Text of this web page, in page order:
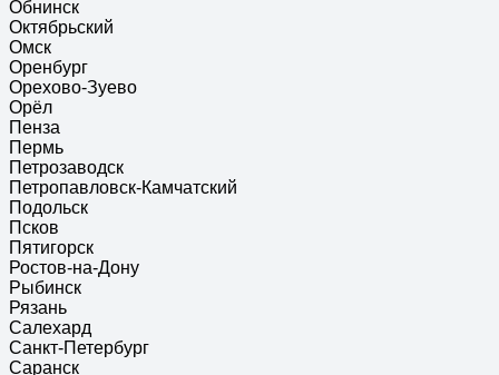
Обнинск
Октябрьский
Омск
Оренбург
Орехово-Зуево
Орёл
Пенза
Пермь
Петрозаводск
Петропавловск-Камчатский
Подольск
Псков
Пятигорск
Ростов-на-Дону
Рыбинск
Рязань
Салехард
Санкт-Петербург
Саранск